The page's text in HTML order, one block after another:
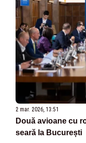
2 mar. 2026, 13:51
Două avioane cu
seară la București